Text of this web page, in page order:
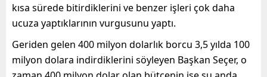
kısa sürede bitirdiklerini ve benzer işleri çok daha
ucuza yaptıklarının vurgusunu yaptı.
Geriden gelen 400 milyon dolarlık borcu 3,5 yılda 100
milyon dolara indirdiklerini söyleyen Başkan Seçer, o